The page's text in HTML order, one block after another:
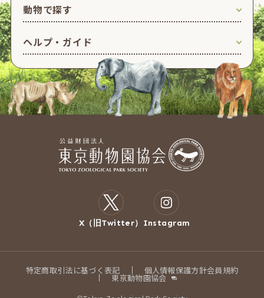
動物で探す
ヘルプ・ガイド
X（旧Twitter） Instagram
特定商取引法に基づく表記 個人情報保護方針会員規約
東京動物園協会